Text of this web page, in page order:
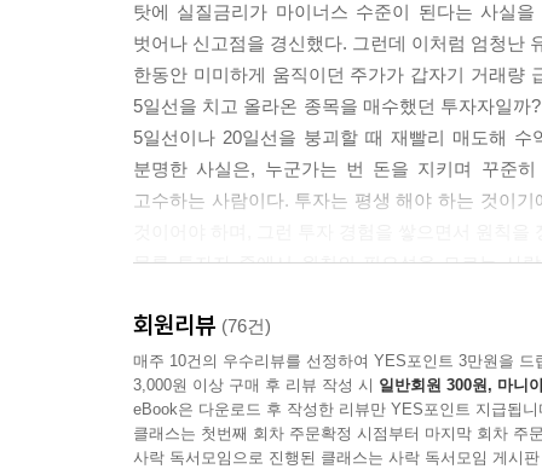
가격 움직임이란 가격이 상승하거나 하락하며 변
량의 움직임이라고 한다. 거래량의 움직임은 상승
은 가격이 상승하거나 하락하는 동안 호가 잔량
수자들이 호가 잔량을 취소하기에 매수 호가는
이 나타난다. 즉, ‘가격 움직임 = 거래량 움직임 =
--- p.123
놓치지 말아야 한다며 강한 매수 유입이 된다. (…)
선을 타고 상승하며, 매매 공방에 의한 조정 역시
까지 하락했다면, 그 종목은 이후 약세로 전환될
--- p.181~182
탓에 실질금리가 마이너스 수준이 된다는 사실
벗어나 신고점을 경신했다. 그런데 이처럼 엄청난
한동안 미미하게 움직이던 주가가 갑자기 거래량
5일선을 치고 올라온 종목을 매수했던 투자자일
5일선이나 20일선을 붕괴할 때 재빨리 매도해
분명한 사실은, 누군가는 번 돈을 지키며 꾸준
고수하는 사람이다. 투자는 평생 해야 하는 것이
물론 투자자 중에서 원칙의 필요성을 모르는 사
주가 움직임의 6가지 핵심 요소에서 도출한 매매
16가지 상황별 트레이딩 기법을 정리했다
저자는 매매 타이밍을 판단하는 데 핵심적인 여섯
추세, 패턴을 추가하여 매수 3원칙과 매도 2원칙
회원리뷰 (76건)
매주 10건의 우수리뷰를 선정하여 YES포인트 3만원을 드
3,000원 이상 구매 후 리뷰 작성 시 일반회원 300원, 마니
eBook은 다운로드 후 작성한 리뷰만 YES포인트 지급됩니
클래스는 첫번째 회차 주문확정 시점부터 마지막 회차 주
사락 독서모임으로 진행된 클래스는 사락 독서모임 게시